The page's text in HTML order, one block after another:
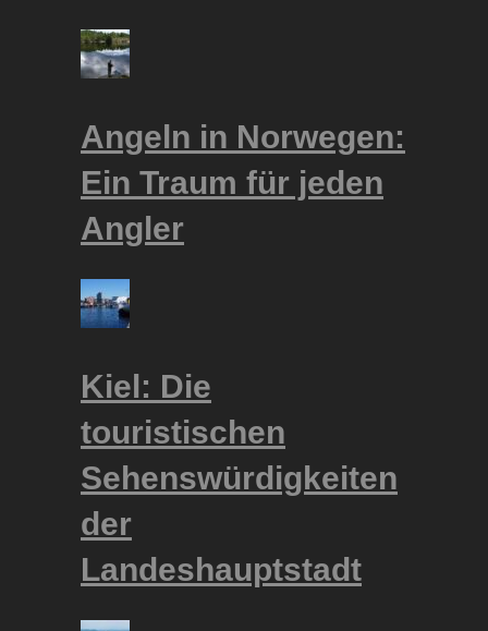
Angeln in Norwegen:
Ein Traum für jeden
Angler
Kiel: Die
touristischen
Sehenswürdigkeiten
der
Landeshauptstadt